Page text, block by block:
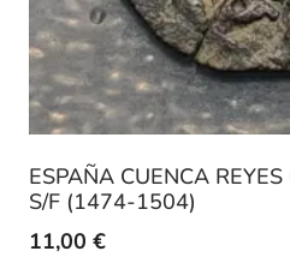
ESPAÑA CUENCA
S/F (1474-1504)
11,00 €